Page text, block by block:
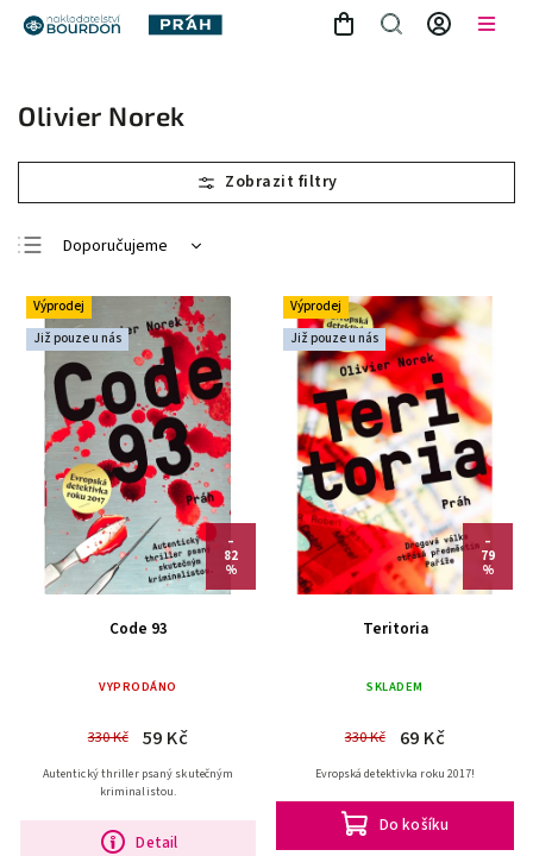
Olivier Norek
Doporučujeme
Nejdražší
Nejprodávanější
Abecedně
Výprodej
Již pouze u nás
–
82
%
Code 93
VYPRODÁNO
330 Kč 59 Kč
Detail
Autentický thriller psaný skutečným
kriminalistou.
Výprodej
Již pouze u nás
–
79
%
Teritoria
SKLADEM
330 Kč 69 Kč
Do košíku
Evropská detektivka roku 2017!